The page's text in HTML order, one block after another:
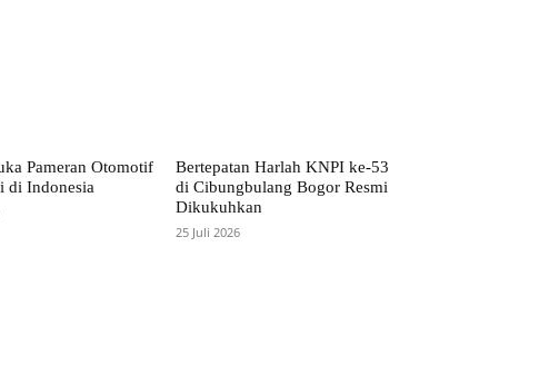
Pameran Otomotif
di Indonesia
Bertepatan Harlah KNPI ke-53
di Cibungbulang Bogor Resmi
Dikukuhkan
25 Juli 2026